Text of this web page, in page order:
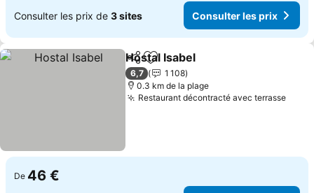
Consulter les prix de 3 sites Consulter les prix
PartagerAjouter à mes favoris
Hostal Isabel
6,7
1 108
0.3 km de la plage
Restaurant décontracté avec terrasse
De 46 €